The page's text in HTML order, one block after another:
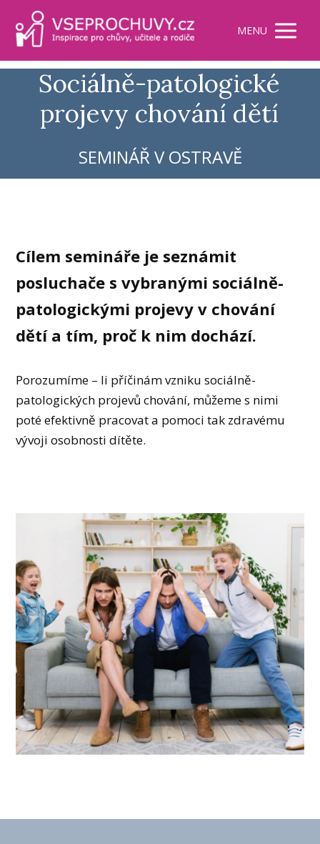
MENU
Sociálně-patologické
projevy chování dětí
SEMINÁŘ V OSTRAVĚ
Cílem semináře je seznámit
posluchače s vybranými sociálně-
patologickými projevy v chování
dětí a tím, proč k nim dochází.
Porozumíme – li příčinám vzniku sociálně-
patologických projevů chování, můžeme s nimi
poté efektivně pracovat a pomoci tak zdravému
vývoji osobnosti dítěte.